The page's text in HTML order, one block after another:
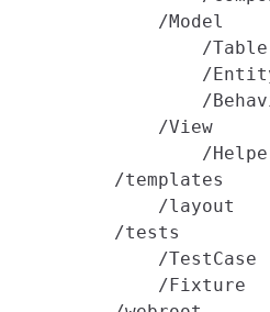
            /Model
                /Table
/
/
            /View
/
        /templates
            /layout
        /tests
            /TestCase
            /Fixture